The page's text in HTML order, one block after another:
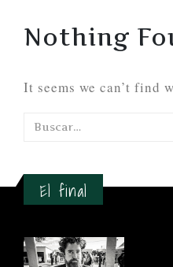
Nothing
It seems we can’t find
El final